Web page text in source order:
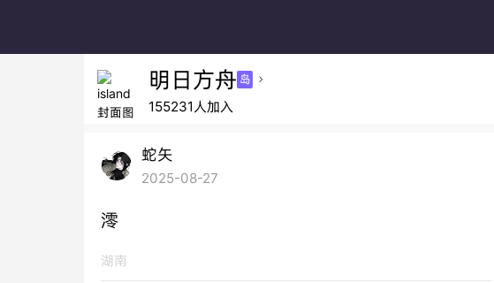
明日方舟 岛 
155231人加入
蛇矢
2025-08-27
澪
湖南